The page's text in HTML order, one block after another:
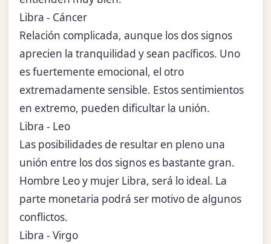
Libra - Cáncer
Relación complicada, aunque los dos signos
aprecien la tranquilidad y sean pacíficos. Uno
es fuertemente emocional, el otro
extremadamente sensible. Estos sentimientos
en extremo, pueden dificultar la unión.
Libra - Leo
Las posibilidades de resultar en pleno una
unión entre los dos signos es bastante gran.
Hombre Leo y mujer Libra, será lo ideal. La
parte monetaria podrá ser motivo de algunos
conflictos.
Libra - Virgo